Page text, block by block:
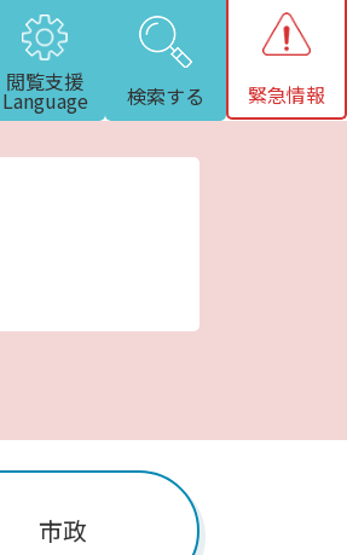
閲覧支援
Language 検索する 緊急情報
市政